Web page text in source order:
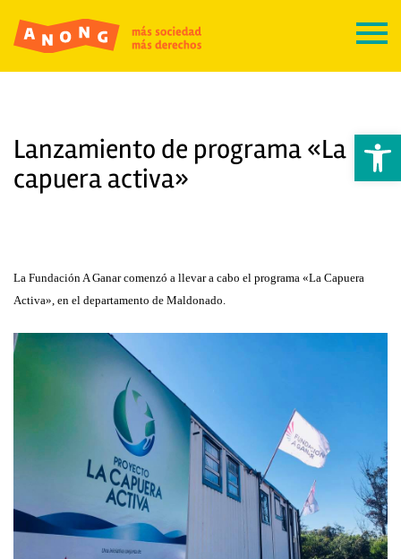
Abrir
Lanzamiento de programa «La
capuera activa»
La Fundación A Ganar comenzó a llevar a cabo el programa «La Capuera
Activa», en el departamento de Maldonado.